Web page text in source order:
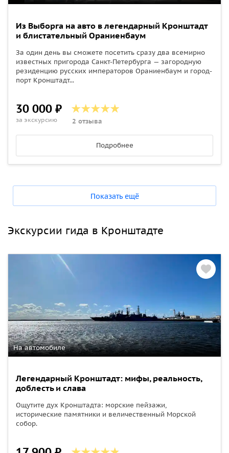
Из Выборга на авто в легендарный Кронштадт
и блистательный Ораниенбаум
За один день вы сможете посетить сразу два всемирно
известных пригорода Санкт-Петербурга — загородную
резиденцию русских императоров Ораниенбаум и город-
порт Кронштадт...
30 000 ₽
за экскурсию 2 отзыва
Подробнее
Показать ещё
Экскурсии гида в Кронштадте
На автомобиле
Легендарный Кронштадт: мифы, реальность,
доблесть и слава
Ощутите дух Кронштадта: морские пейзажи,
исторические памятники и величественный Морской
собор.